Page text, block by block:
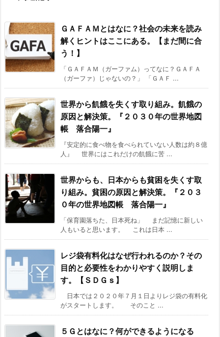
ＧＡＦＡＭとはなに？社会の未来を読み
解くヒントはここにある。【まだ間に合
う！】
「ＧＡＦＡＭ（ガーファム）ってなに？ＧＡＦＡ
（ガーファ）じゃないの？」 「ＧＡＦ ...
世界から飢餓を失くす取り組み。飢餓の
原因と解決策。『２０３０年の世界地図
帳 落合陽一』
『安定的に食べ物を食べられていない人数は約８億
人』 世界にはこれだけの飢餓に苦 ...
世界からも、日本からも貧困を失くす取
り組み。貧困の原因と解決策。『２０３
０年の世界地図帳 落合陽一』
「保育園落ちた、日本死ね」 まだ記憶に新しい
人もいると思います。 これは日本 ...
レジ袋有料化はなぜ行われるのか？その
目的と必要性をわかりやすく説明しま
す。【ＳＤＧｓ】
日本では２０２０年７月１日よりレジ袋の有料化
がスタートします。 そのこと ...
５Ｇとはなに？何ができるようになる